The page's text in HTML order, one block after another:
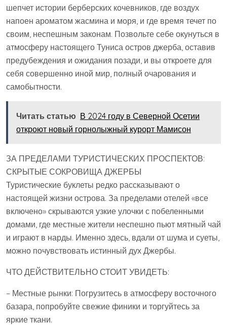
шепчет истории берберских кочевников, где воздух
напоен ароматом жасмина и моря, и где время течет по
своим, неспешным законам. Позвольте себе окунуться в
атмосферу настоящего Туниса остров джерба, оставив
предубеждения и ожидания позади, и вы откроете для
себя совершенно иной мир, полный очарования и
самобытности.
Читать статью В 2024 году в Северной Осетии
откроют новый горнолыжный курорт Мамисон
ЗА ПРЕДЕЛАМИ ТУРИСТИЧЕСКИХ ПРОСПЕКТОВ:
СКРЫТЫЕ СОКРОВИЩА ДЖЕРБЫ
Туристические буклеты редко рассказывают о
настоящей жизни острова. За пределами отелей «все
включено» скрываются узкие улочки с побеленными
домами, где местные жители неспешно пьют мятный чай
и играют в нарды. Именно здесь, вдали от шума и суеты,
можно почувствовать истинный дух Джербы.
ЧТО ДЕЙСТВИТЕЛЬНО СТОИТ УВИДЕТЬ:
– Местные рынки: Погрузитесь в атмосферу восточного
базара, попробуйте свежие финики и торгуйтесь за
яркие ткани.